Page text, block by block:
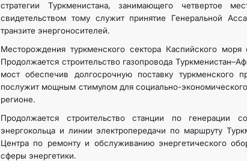
стратегии Туркменистана, занимающего четвертое
свидетельством тому служит принятие Генеральной
транзите энергоносителей.
Месторождения туркменского сектора Каспийского
Продолжается строительство газопровода
мост обеспечив долгосрочную поставку
послужит мощным стимулом для социально-
регионе.
Продолжается строительство станции по генерации
энергокольца и линии электропередачи по маршруту
Центра по ремонту и обслуживанию энергетического
сферы энергетики.